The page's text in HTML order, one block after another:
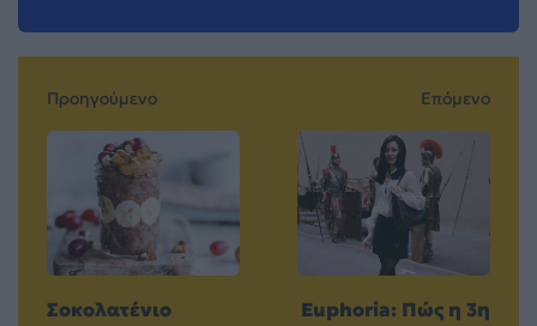
Προηγούμενο
Σοκολατένιο
Επόμενο
Euphoria: Πώς η 3η